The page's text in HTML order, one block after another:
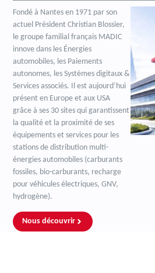
Fondé à Nantes en 1971 par son
actuel Président Christian Blossier,
le groupe familial français MADIC
innove dans les Énergies
automobiles, les Paiements
autonomes, les Systèmes digitaux &
Services associés. Il est aujourd’hui
présent en Europe et aux USA
grâce à ses 30 sites qui garantissent
la qualité et la proximité de ses
équipements et services pour les
stations de distribution multi-
énergies automobiles (carburants
fossiles, bio-carburants, recharge
pour véhicules électriques, GNV,
hydrogène).
Nous découvrir